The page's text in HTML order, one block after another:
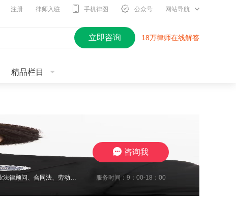
注册 律师入驻 手机律图 公众号 网站导航
立即咨询 18万律师在线解答
精品栏目
2010年开始进入律师行业，现在江苏思言律师事务所担任高级合伙人，我致力于企业法律顾问、合同法、劳动纠纷、工伤待遇赔偿、交通事故与保险合同研究、婚姻家事传承研究。至今累计承办1700余起案件，成功地维护了众多当事人的合法权益，取得了一系列出色的成绩，赢得了广大当事人的充分信赖及肯定。我在2024年10月份被评定为三级律师职称，我将继续要求自己勤勉尽责，注重熏陶品行与职业道德修养，为委托人提供了高效 服务时间：9：00-18：00
咨询我